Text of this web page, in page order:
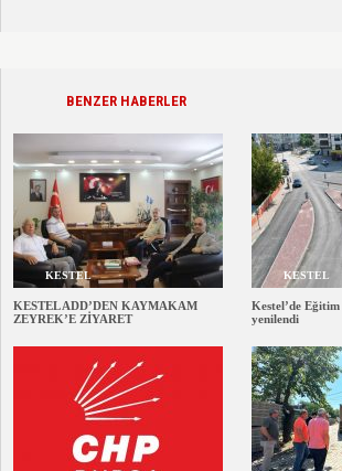
BENZER HABERLER
KESTEL
KESTEL ADD’DEN KAYMAKAM
ZEYREK’E ZİYARET
KESTEL
Kestel’de Eğitim
yenilendi